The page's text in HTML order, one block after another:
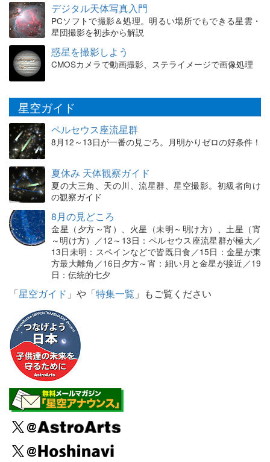
デジタル天体写真入門
PCソフトで撮影＆処理。明るい場所でもできる星雲・
星団撮影を初歩から解説
惑星を撮影しよう
CMOSカメラで動画撮影、ステライメージで画像処理
星空ガイド
ペルセウス座流星群
8月12～13日が一番の見ごろ。月明かりゼロの好条件！
夏休み 天体観察ガイド
夏の大三角、天の川、流星群、星空撮影。初級者向け
の観察ガイド
8月の見どころ
金星（夕方～宵）、火星（未明～明け方）、土星（宵
～明け方）／12～13日：ペルセウス座流星群が極大／
13日未明：スペインなどで皆既日食／15日：金星が東
方最大離角／16日夕方～宵：細い月と金星が接近／19
日：伝統的七夕
「星空ガイド 」や「特集一覧 」もご覧ください